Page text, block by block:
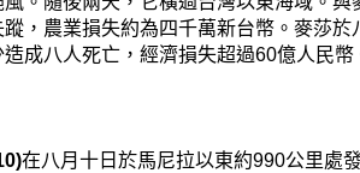
，農業損失約為四千萬新台幣。麥莎
造成八人死亡，經濟損失超過60億人民幣
在八月十日於馬尼拉以東約990公里處